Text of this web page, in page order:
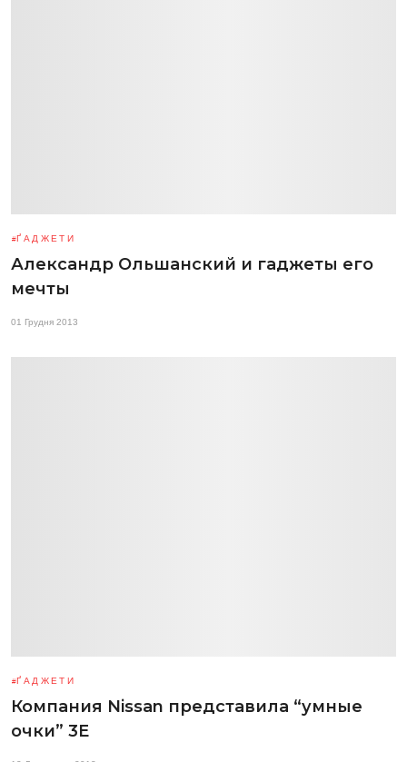
ҐАДЖЕТИ
Александр Ольшанский и гаджеты его
мечты
01 Грудня 2013
ҐАДЖЕТИ
Компания Nissan представила “умные
очки” 3E